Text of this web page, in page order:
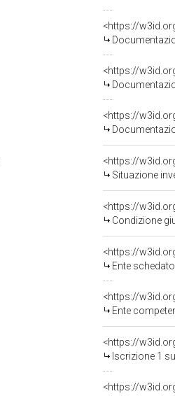
<https://
Situazione
<https://
Condizione
<https://
Ente schedatore del
<https://
Ente
<https://
Iscrizione 1
<https://